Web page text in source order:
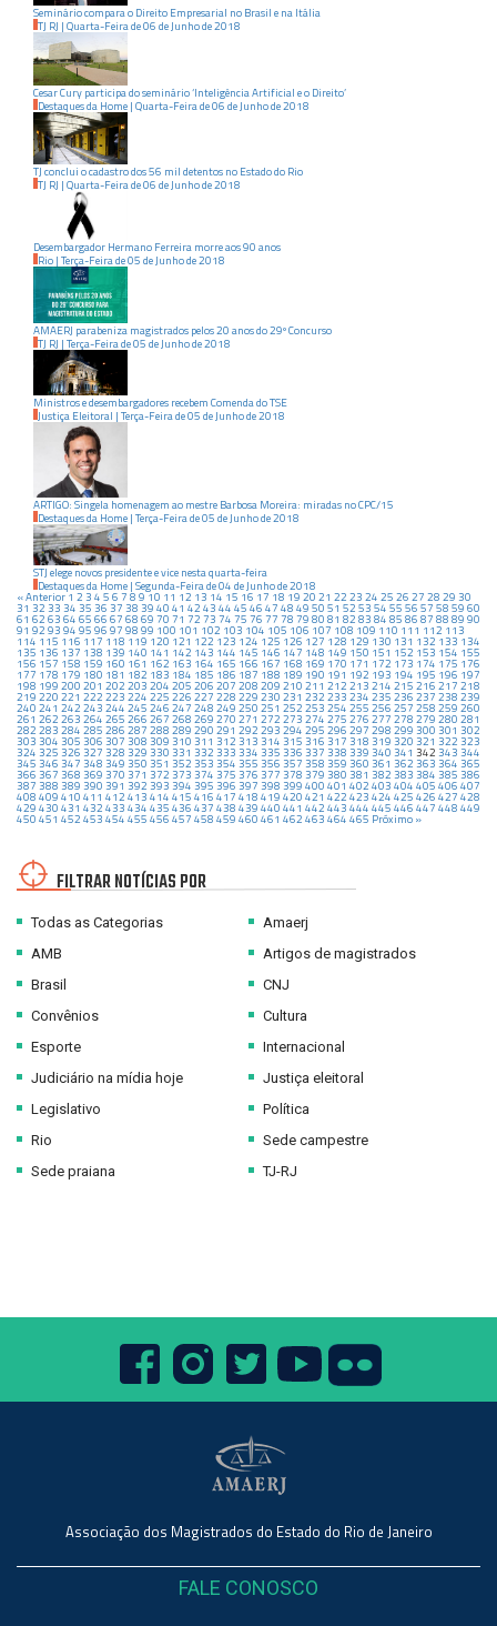
Seminário compara o Direito Empresarial no Brasil e na Itália
TJ RJ | Quarta-Feirade06 de Junhode2018
Cesar Cury participa do seminário ‘Inteligência Artificial e o Direito’
Destaques da Home | Quarta-Feirade06 deJunhode2018
TJ conclui o cadastro dos 56 mil detentos no Estado do Rio
TJ RJ | Quarta-Feirade06 deJunhode2018
Desembargador Hermano Ferreira morre aos 90 anos
Rio | Terça-Feirade05 deJunhode2018
AMAERJ parabeniza magistrados pelos 20 anos do 29º Concurso
TJ RJ | Terça-Feirade05 de Junhode2018
Ministros e desembargadores recebem Comenda do TSE
Justiça Eleitoral | Terça-Feirade05 de Junhode2018
ARTIGO: Singela homenagem ao mestre Barbosa Moreira: miradas no CPC/15
Destaques da Home | Terça-Feirade05 de Junhode2018
STJ elege novos presidente e vice nesta quarta-feira
Destaques da Home | Segunda-Feirade04 de Junhode2018
« Anterior 1 2 3 4 5 6 7 8 9 10 11 12 13 14 15 16 17 18 19 20 21 22 23 24 25 26 27 28 29 30
31 32 33 34 35 36 37 38 39 40 41 42 43 44 45 46 47 48 49 50 51 52 53 54 55 56 57 58 59 60
61 62 63 64 65 66 67 68 69 70 71 72 73 74 75 76 77 78 79 80 81 82 83 84 85 86 87 88 89 90
91 92 93 94 95 96 97 98 99 100 101 102 103 104 105 106 107 108 109 110 111 112 113
114 115 116 117 118 119 120 121 122 123 124 125 126 127 128 129 130 131 132 133 134
135 136 137 138 139 140 141 142 143 144 145 146 147 148 149 150 151 152 153 154 155
156 157 158 159 160 161 162 163 164 165 166 167 168 169 170 171 172 173 174 175 176
177 178 179 180 181 182 183 184 185 186 187 188 189 190 191 192 193 194 195 196 197
198 199 200 201 202 203 204 205 206 207 208 209 210 211 212 213 214 215 216 217 218
219 220 221 222 223 224 225 226 227 228 229 230 231 232 233 234 235 236 237 238 239
240 241 242 243 244 245 246 247 248 249 250 251 252 253 254 255 256 257 258 259 260
261 262 263 264 265 266 267 268 269 270 271 272 273 274 275 276 277 278 279 280 281
282 283 284 285 286 287 288 289 290 291 292 293 294 295 296 297 298 299 300 301 302
303 304 305 306 307 308 309 310 311 312 313 314 315 316 317 318 319 320 321 322 323
324 325 326 327 328 329 330 331 332 333 334 335 336 337 338 339 340 341 342 343 344
345 346 347 348 349 350 351 352 353 354 355 356 357 358 359 360 361 362 363 364 365
366 367 368 369 370 371 372 373 374 375 376 377 378 379 380 381 382 383 384 385 386
387 388 389 390 391 392 393 394 395 396 397 398 399 400 401 402 403 404 405 406 407
408 409 410 411 412 413 414 415 416 417 418 419 420 421 422 423 424 425 426 427 428
429 430 431 432 433 434 435 436 437 438 439 440 441 442 443 444 445 446 447 448 449
450 451 452 453 454 455 456 457 458 459 460 461 462 463 464 465 Próximo »
FILTRAR NOTÍCIAS POR
Todas as Categorias
AMB
Brasil
Convênios
Esporte
Judiciário na mídia hoje
Legislativo
Rio
Sede praiana
Amaerj
Artigos de magistrados
CNJ
Cultura
Internacional
Justiça eleitoral
Política
Sede campestre
TJ-RJ
Associação dos Magistrados do Estado do Rio de Janeiro
FALE CONOSCO